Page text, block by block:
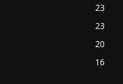
23
23
20
16